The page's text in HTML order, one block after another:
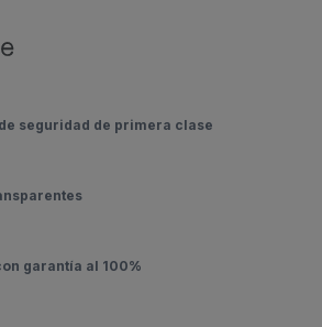
seguridad de primera clase
garantía al 100%